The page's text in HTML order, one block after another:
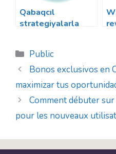
Qabaqcıl
strategiyalarla
udmaq olar
Categorias
Public
Bonos exclusivos en
maximizar tus
Comment débuter
pour les nouveaux